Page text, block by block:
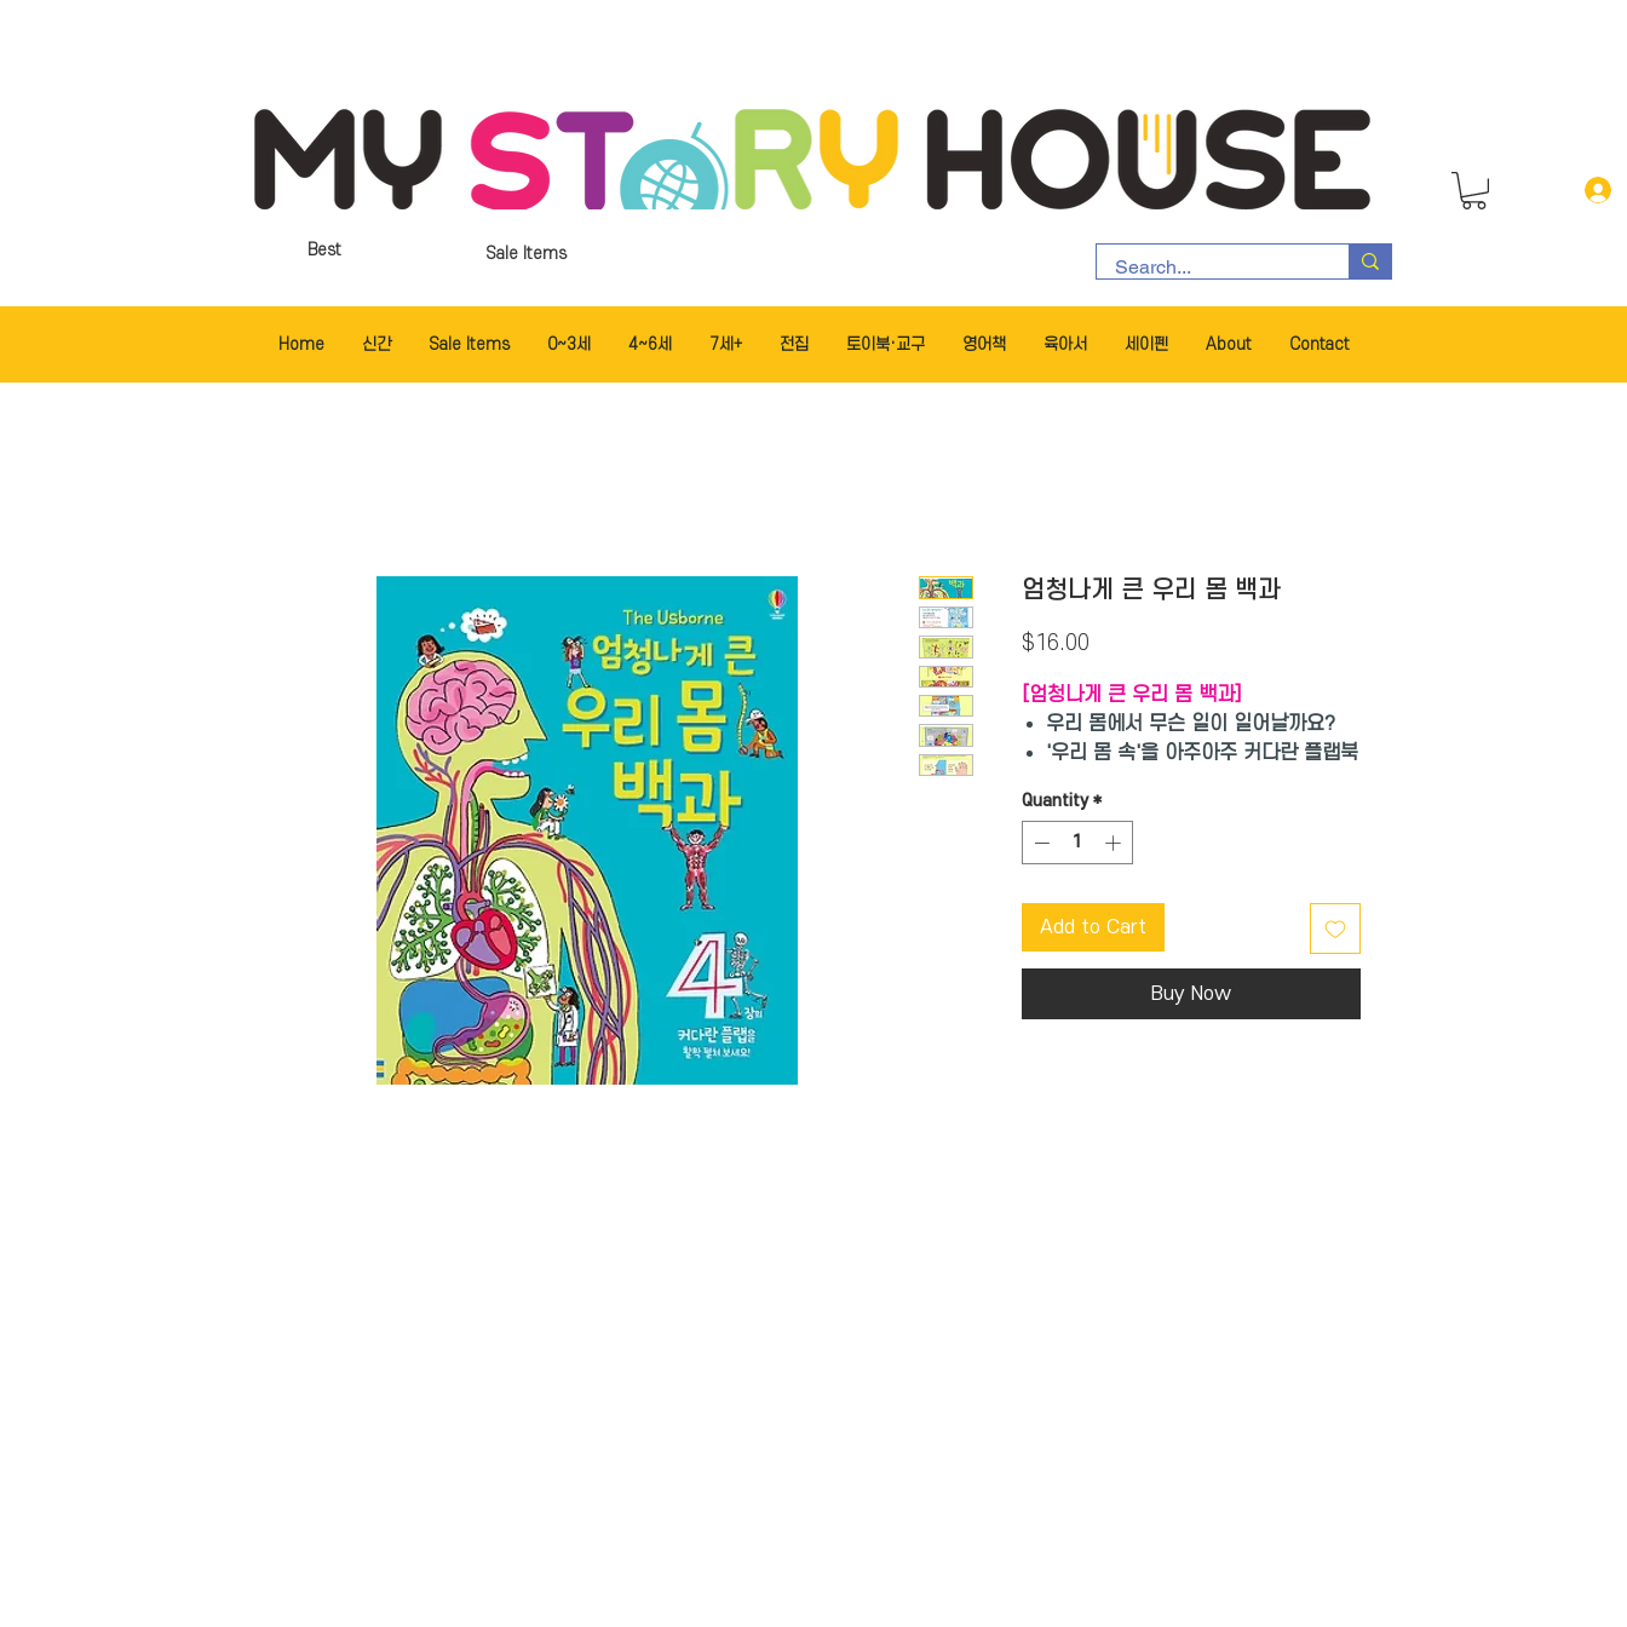
Sale Items
Best
Home 신간 Sale Items 0~3세 4~6세 7세+ 전집 토이북·교구 영어책 육아서 세이펜 About Contact
엄청나게 큰 우리 몸 백과
$16.00Price
[엄청나게 큰 우리 몸 백과]
우리 몸에서 무슨 일이 일어날까요?
'우리 몸 속'을 아주아주 커다란 플랩북
다양한 몸속 기관의 특징과 하는 일이
쏙쏙!
호기심 많은 3~5세 아이들이 특히 좋
아하는 주제를 골라 그림 백과 형식으
로 풍성하게 담아낸 커다란 플랩북입니
다..
책장만큼 커다란 플랩을 열고 또 열어
서 활짝 펼쳐지는 길쭉한 장면이 아이
Quantity *
Add to Cart
Buy Now